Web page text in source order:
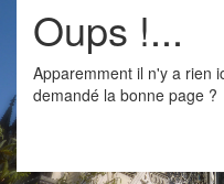
Oups !...
Apparemment il n'y a rien
demandé la bonne page ?